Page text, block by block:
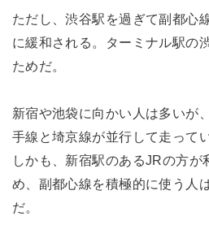
ただし、渋谷駅を過ぎて副都心
に緩和される。ターミナル駅の
ためだ。
新宿や池袋に向かい人は多いが
手線と埼京線が並行して走って
しかも、新宿駅のあるJRの方が
め、副都心線を積極的に使う人
だ。